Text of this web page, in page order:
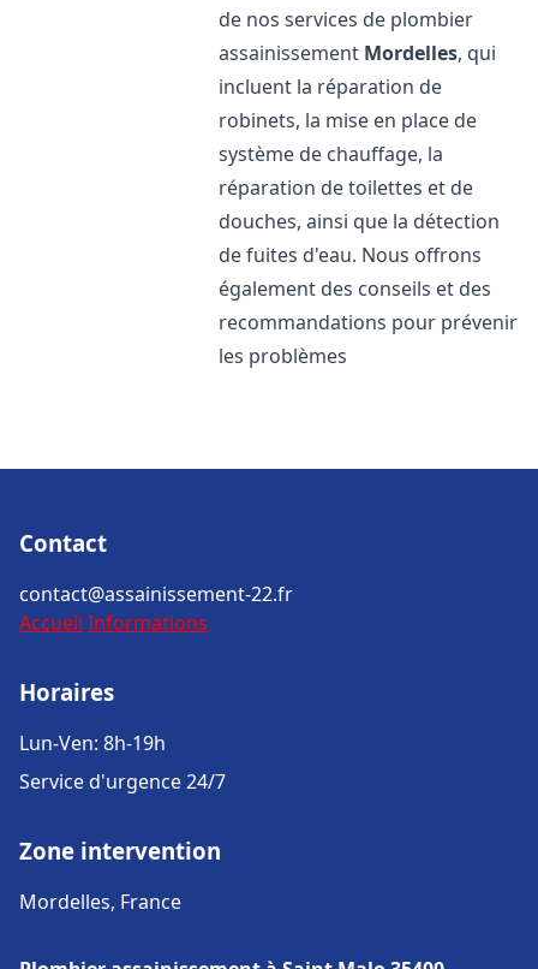
de nos services de plombier
assainissement Mordelles, qui
incluent la réparation de
robinets, la mise en place de
système de chauffage, la
réparation de toilettes et de
douches, ainsi que la détection
de fuites d'eau. Nous offrons
également des conseils et des
recommandations pour prévenir
les problèmes
Contact
contact@assainissement-22.fr
Accueil Informations
Horaires
Lun-Ven: 8h-19h
Service d'urgence 24/7
Zone intervention
Mordelles, France